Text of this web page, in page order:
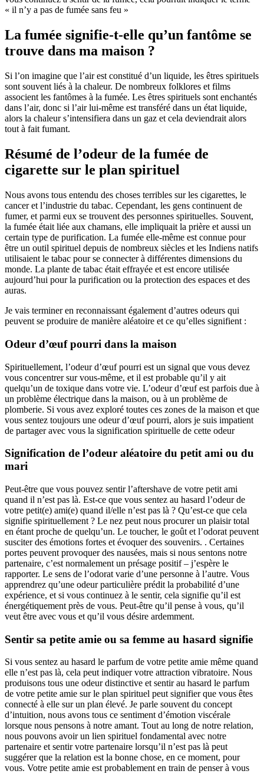
« il n’y a pas de fumée sans feu »
La fumée signifie-t-elle qu’un fantôme se
trouve dans ma maison ?
Si l’on imagine que l’air est constitué d’un liquide, les êtres spirituels
sont souvent liés à la chaleur. De nombreux folklores et films
associent les fantômes à la fumée. Les êtres spirituels sont enchantés
dans l’air, donc si l’air lui-même est transféré dans un état liquide,
alors la chaleur s’intensifiera dans un gaz et cela deviendrait alors
tout à fait fumant.
Résumé de l’odeur de la fumée de
cigarette sur le plan spirituel
Nous avons tous entendu des choses terribles sur les cigarettes, le
cancer et l’industrie du tabac. Cependant, les gens continuent de
fumer, et parmi eux se trouvent des personnes spirituelles. Souvent,
la fumée était liée aux chamans, elle impliquait la prière et aussi un
certain type de purification. La fumée elle-même est connue pour
être un outil spirituel depuis de nombreux siècles et les Indiens natifs
utilisaient le tabac pour se connecter à différentes dimensions du
monde. La plante de tabac était effrayée et est encore utilisée
aujourd’hui pour la purification ou la protection des espaces et des
auras.
Je vais terminer en reconnaissant également d’autres odeurs qui
peuvent se produire de manière aléatoire et ce qu’elles signifient :
Odeur d’œuf pourri dans la maison
Spirituellement, l’odeur d’œuf pourri est un signal que vous devez
vous concentrer sur vous-même, et il est probable qu’il y ait
quelqu’un de toxique dans votre vie. L’odeur d’œuf est parfois due à
un problème électrique dans la maison, ou à un problème de
plomberie. Si vous avez exploré toutes ces zones de la maison et que
vous sentez toujours une odeur d’œuf pourri, alors je suis impatient
de partager avec vous la signification spirituelle de cette odeur
Signification de l’odeur aléatoire du petit ami ou du
mari
Peut-être que vous pouvez sentir l’aftershave de votre petit ami
quand il n’est pas là. Est-ce que vous sentez au hasard l’odeur de
votre petit(e) ami(e) quand il/elle n’est pas là ? Qu’est-ce que cela
signifie spirituellement ? Le nez peut nous procurer un plaisir total
en étant proche de quelqu’un. Le toucher, le goût et l’odorat peuvent
susciter des émotions fortes et évoquer des souvenirs. . Certaines
portes peuvent provoquer des nausées, mais si nous sentons notre
partenaire, c’est normalement un présage positif – j’espère le
rapporter. Le sens de l’odorat varie d’une personne à l’autre. Vous
apprendrez qu’une odeur particulière prédit la probabilité d’une
expérience, et si vous continuez à le sentir, cela signifie qu’il est
énergétiquement près de vous. Peut-être qu’il pense à vous, qu’il
veut être avec vous et qu’il vous désire ardemment.
Sentir sa petite amie ou sa femme au hasard signifie
Si vous sentez au hasard le parfum de votre petite amie même quand
elle n’est pas là, cela peut indiquer votre attraction vibratoire. Nous
produisons tous une odeur distinctive et sentir au hasard le parfum
de votre petite amie sur le plan spirituel peut signifier que vous êtes
connecté à elle sur un plan élevé. Je parle souvent du concept
d’intuition, nous avons tous ce sentiment d’émotion viscérale
lorsque nous pensons à notre amant. Tout au long de notre relation,
nous pouvons avoir un lien spirituel fondamental avec notre
partenaire et sentir votre partenaire lorsqu’il n’est pas là peut
suggérer que la relation est la bonne chose, en ce moment, pour
vous. Votre petite amie est probablement en train de penser à vous